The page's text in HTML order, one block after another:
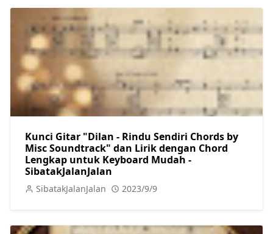
Kunci Gitar "Dilan - Rindu Sendiri Chords by
Misc Soundtrack" dan Lirik dengan Chord
Lengkap untuk Keyboard Mudah -
SibatakJalanJalan
SibatakJalanJalan 2023/9/9